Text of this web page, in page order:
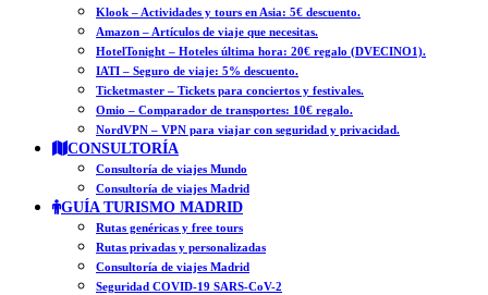
Klook – Actividades y tours en Asia: 5€ descuento.
Amazon – Artículos de viaje que necesitas.
HotelTonight – Hoteles última hora: 20€ regalo (DVECINO1).
IATI – Seguro de viaje: 5% descuento.
Ticketmaster – Tickets para conciertos y festivales.
Omio – Comparador de transportes: 10€ regalo.
NordVPN – VPN para viajar con seguridad y privacidad.
CONSULTORÍA
Consultoría de viajes Mundo
Consultoría de viajes Madrid
GUÍA TURISMO MADRID
Rutas genéricas y free tours
Rutas privadas y personalizadas
Consultoría de viajes Madrid
Seguridad COVID-19 SARS-CoV-2